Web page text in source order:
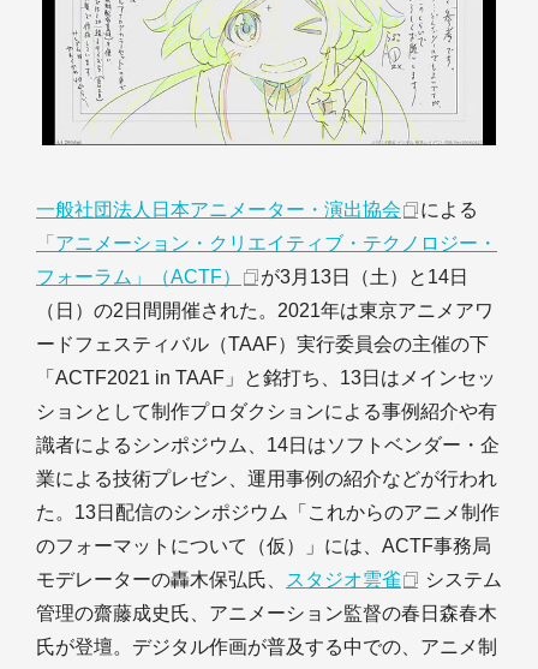
一般社団法人日本アニメーター・演出協会
による
「アニメーション・クリエイティブ・テクノロジー・
フォーラム」（ACTF）
が3月13日（土）と14日
（日）の2日間開催された。2021年は東京アニメアワ
ードフェスティバル（TAAF）実行委員会の主催の下
「ACTF2021 in TAAF」と銘打ち、13日はメインセッ
ションとして制作プロダクションによる事例紹介や有
識者によるシンポジウム、14日はソフトベンダー・企
業による技術プレゼン、運用事例の紹介などが行われ
た。13日配信のシンポジウム「これからのアニメ制作
のフォーマットについて（仮）」には、ACTF事務局
モデレーターの轟木保弘氏、
スタジオ雲雀
システム
管理の齋藤成史氏、アニメーション監督の春日森春木
氏が登壇。デジタル作画が普及する中での、アニメ制